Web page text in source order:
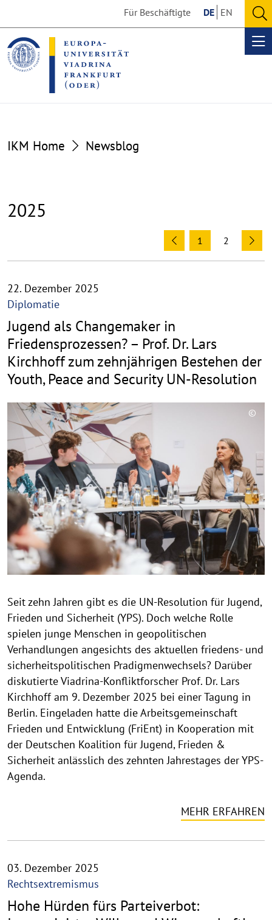
the
content
section
the
footer
section
Für Beschäftigte DE EN
IKM Home Newsblog
2025
Previous
1 2
22. Dezember 2025
Diplomatie
Jugend als Changemaker in
Friedensprozessen? – Prof. Dr. Lars
Kirchhoff zum zehnjährigen Bestehen der
Youth, Peace and Security UN-Resolution
©
p
y
r
i
g
h
t
h
i
w
s
a
a
p
Seit zehn Jahren gibt es die UN-Resolution für Jugend,
Frieden und Sicherheit (YPS). Doch welche Rolle
spielen junge Menschen in geopolitischen
Verhandlungen angesichts des aktuellen friedens- und
sicherheitspolitischen Pradigmenwechsels? Darüber
diskutierte Viadrina-Konfliktforscher Prof. Dr. Lars
Kirchhoff am 9. Dezember 2025 bei einer Tagung in
Berlin. Eingeladen hatte die Arbeitsgemeinschaft
Frieden und Entwicklung (FriEnt) in Kooperation mit
der Deutschen Koalition für Jugend, Frieden &
Sicherheit anlässlich des zehnten Jahrestages der YPS-
Agenda.
MEHR ERFAHREN
03. Dezember 2025
Rechtsextremismus
Hohe Hürden fürs Parteiverbot: